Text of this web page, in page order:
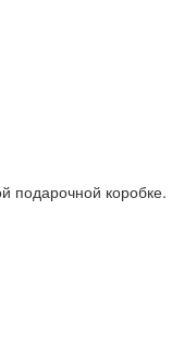
подарочной коробке.